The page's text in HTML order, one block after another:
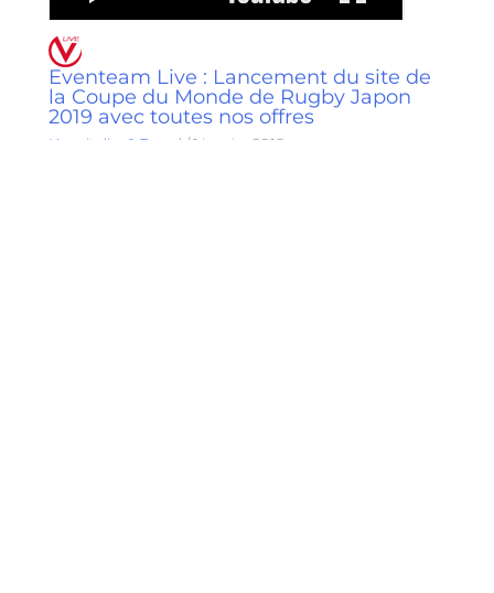
Eventeam Live : Lancement du site de
la Coupe du Monde de Rugby Japon
2019 avec toutes nos offres
Hospitality & Travel /1 janvier 2018